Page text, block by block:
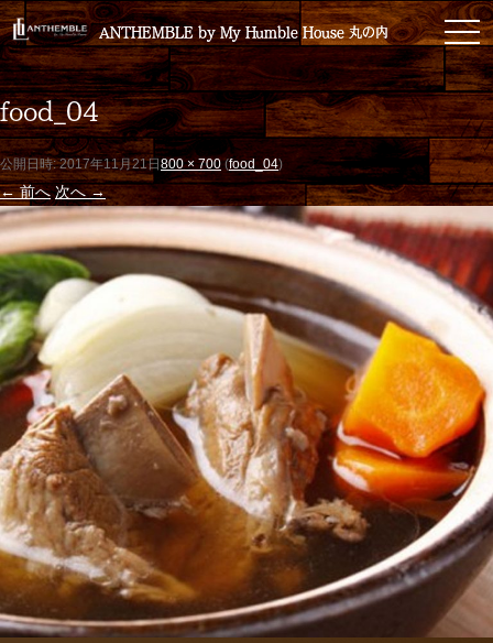
ANTHEMBLE by My Humble House 丸の内
ANTHEMBLE by My Humble House 丸の内
food_04
公開日時: 2017年11月21日 800 × 700(food_04)
← 前へ 次へ →